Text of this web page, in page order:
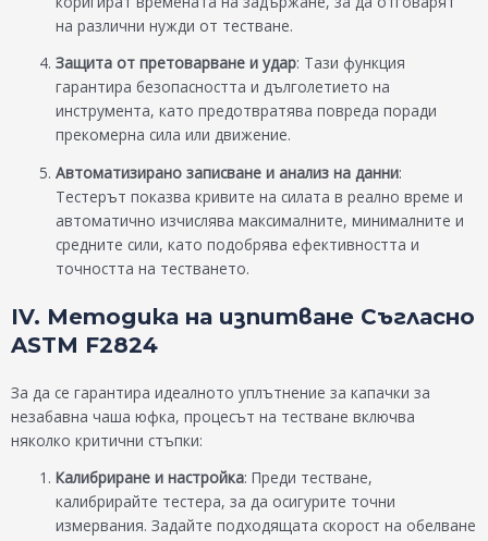
на различни нужди от тестване.
Защита от претоварване и удар: Тази функция
гарантира безопасността и дълголетието на
инструмента, като предотвратява повреда поради
прекомерна сила или движение.
Автоматизирано записване и анализ на данни:
Тестерът показва кривите на силата в реално време и
автоматично изчислява максималните, минималните и
средните сили, като подобрява ефективността и
точността на тестването.
IV. Методика на изпитване Съгласно
ASTM F2824
За да се гарантира идеалното уплътнение за капачки за
незабавна чаша юфка, процесът на тестване включва
няколко критични стъпки:
Калибриране и настройка: Преди тестване,
калибрирайте тестера, за да осигурите точни
измервания. Задайте подходящата скорост на обелване